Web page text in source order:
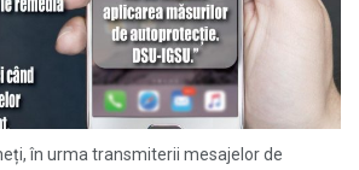
în urma transmiterii mesajelor de